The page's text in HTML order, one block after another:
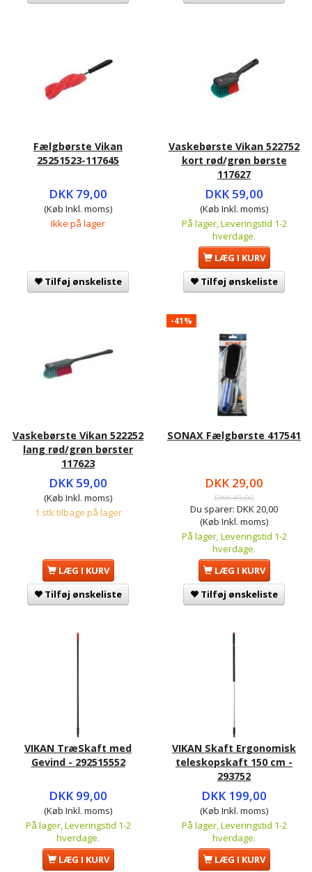
Fælgbørste Vikan
25251523-117645
DKK 79,00
(Køb Inkl. moms)
Ikke på lager
Tilføj ønskeliste
Vaskebørste Vikan 522752
kort rød/grøn børste
117627
DKK 59,00
(Køb Inkl. moms)
På lager, Leveringstid 1-2
hverdage.
LÆG I KURV
Tilføj ønskeliste
Vaskebørste Vikan 522252
lang rød/grøn børster
117623
DKK 59,00
(Køb Inkl. moms)
1 stk tilbage på lager
LÆG I KURV
Tilføj ønskeliste
-41%
SONAX Fælgbørste 417541
DKK 29,00
DKK 49,00
Du sparer: DKK 20,00
(Køb Inkl. moms)
På lager, Leveringstid 1-2
hverdage.
LÆG I KURV
Tilføj ønskeliste
VIKAN TræSkaft med
Gevind - 292515552
DKK 99,00
(Køb Inkl. moms)
På lager, Leveringstid 1-2
hverdage.
LÆG I KURV
VIKAN Skaft Ergonomisk
teleskopskaft 150 cm -
293752
DKK 199,00
(Køb Inkl. moms)
På lager, Leveringstid 1-2
hverdage.
LÆG I KURV